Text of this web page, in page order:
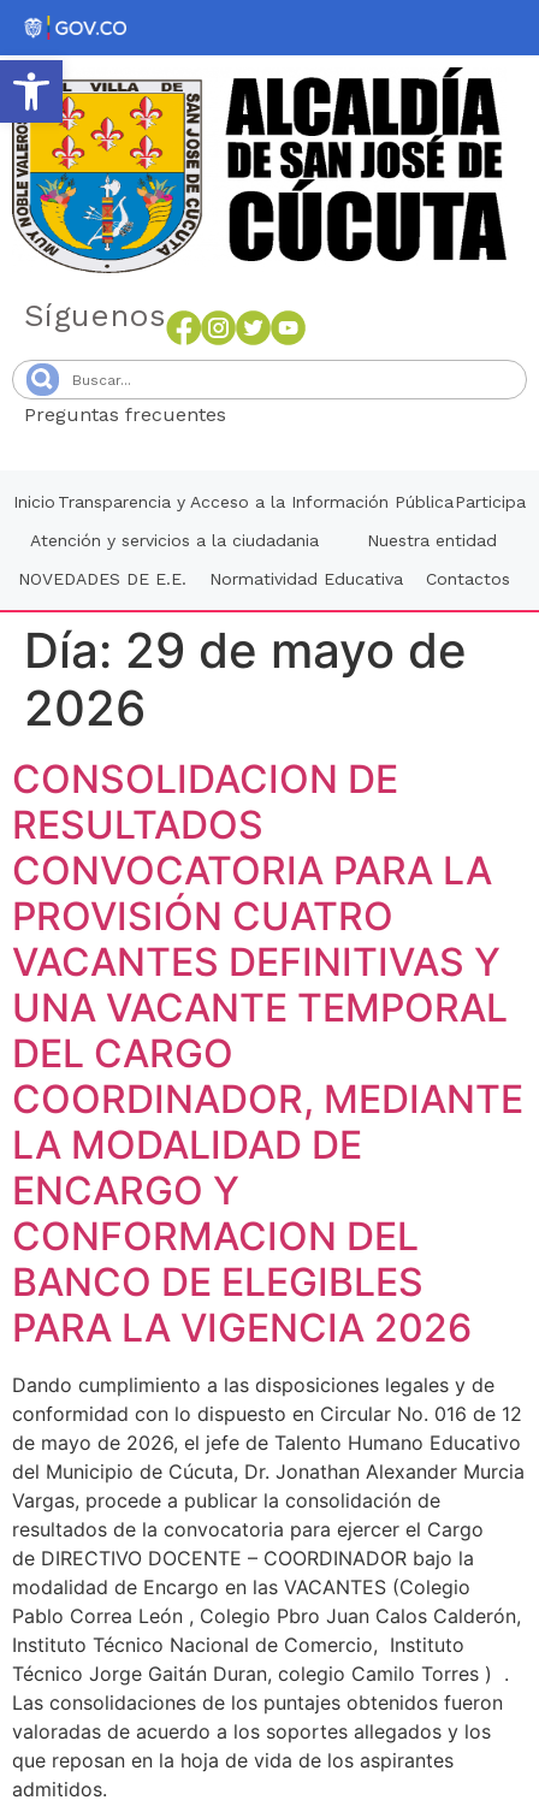
Abrir barra de herramientas
Síguenos
Preguntas frecuentes
Inicio Transparencia y Acceso a la Información PúblicaParticipa
Atención y servicios a la ciudadania
Nuestra entidad
NOVEDADES DE E.E.
Normatividad Educativa Contactos
Día: 29 de mayo de
2026
CONSOLIDACION DE
RESULTADOS
CONVOCATORIA PARA LA
PROVISIÓN CUATRO
VACANTES DEFINITIVAS Y
UNA VACANTE TEMPORAL
DEL CARGO
COORDINADOR, MEDIANTE
LA MODALIDAD DE
ENCARGO Y
CONFORMACION DEL
BANCO DE ELEGIBLES
PARA LA VIGENCIA 2026
Dando cumplimiento a las disposiciones legales y de
conformidad con lo dispuesto en Circular No. 016 de 12
de mayo de 2026, el jefe de Talento Humano Educativo
del Municipio de Cúcuta, Dr. Jonathan Alexander Murcia
Vargas, procede a publicar la consolidación de
resultados de la convocatoria para ejercer el Cargo
de DIRECTIVO DOCENTE – COORDINADOR bajo la
modalidad de Encargo en las VACANTES (Colegio
Pablo Correa León , Colegio Pbro Juan Calos Calderón,
Instituto Técnico Nacional de Comercio, Instituto
Técnico Jorge Gaitán Duran, colegio Camilo Torres ) .
Las consolidaciones de los puntajes obtenidos fueron
valoradas de acuerdo a los soportes allegados y los
que reposan en la hoja de vida de los aspirantes
admitidos.